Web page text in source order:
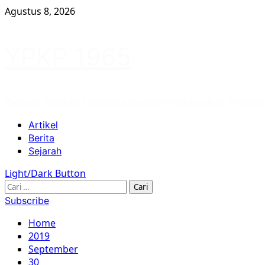
Skip
Agustus 8, 2026
Primary
Menu
Artikel
Berita
Sejarah
Light/Dark Button
Cari
untuk:
Subscribe
Home
2019
September
30